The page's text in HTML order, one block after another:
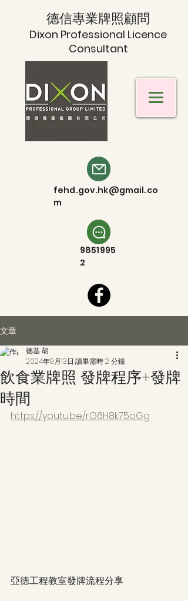
德信專業牌照顧問
Dixon Professional Licence
Consultant
fehd.gov.hk@gmail.co
m
9851995
2
文章
飲食業牌照 發牌程序+發牌
時間
德基 胡
2024年9月13日 讀畢需時 2 分鐘
https://youtu.be/rG6H8k75oGg
亞德工程教室發牌流程分享